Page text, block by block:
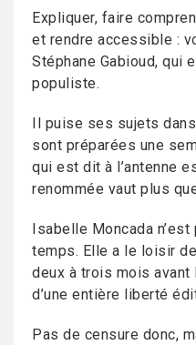
Expliquer, faire
et rendre accessible :
Stéphane Gabioud, qui
populiste.
Il puise ses sujets
sont préparées une
qui est dit à l’antenne
renommée vaut plus
Isabelle Moncada
temps. Elle a le loisir
deux à trois mois
d’une entière liberté
Pas de censure donc,